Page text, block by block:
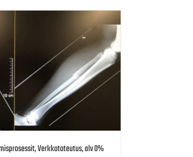
Verkkototeutus, alv 0%